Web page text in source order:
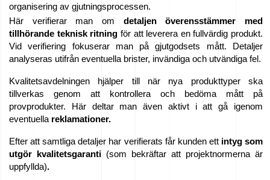
organisering av gjutningsprocessen.
Här verifierar man om detaljen överensstämmer med
tillhörande teknisk ritning för att leverera en fullvärdig produkt.
Vid verifiering fokuserar man på gjutgodsets mått. Detaljer
analyseras utifrån eventuella brister, invändiga och utvändiga fel.
Kvalitetsavdelningen hjälper till när nya produkttyper ska
tillverkas genom att kontrollera och bedöma mått på
provprodukter. Här deltar man även aktivt i att gå igenom
eventuella reklamationer.
Efter att samtliga detaljer har verifierats får kunden ett intyg som
utgör kvalitetsgaranti (som bekräftar att projektnormerna är
uppfyllda).